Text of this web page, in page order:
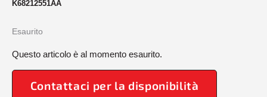
K68212551AA
Esaurito
Questo articolo è al momento esaurito.
Contattaci per la disponibilità